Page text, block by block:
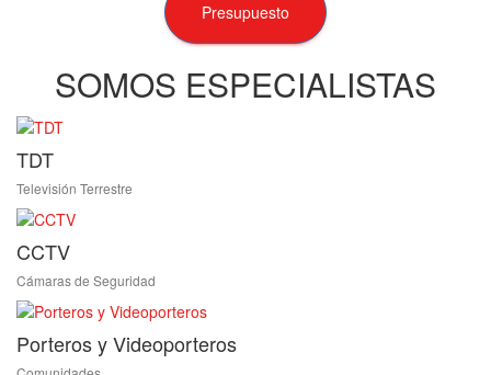
Presupuesto
SOMOS ESPECIALISTAS
TDT
Televisión Terrestre
CCTV
Cámaras de Seguridad
Porteros y Videoporteros